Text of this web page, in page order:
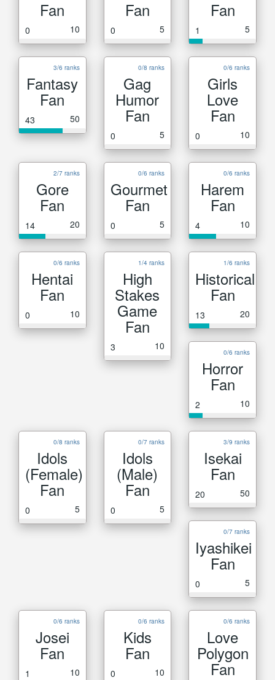
Fan
0 10
Fan
0 5
Fan
1 5
3/6 ranks
Fantasy
Fan
43 50
0/8 ranks
Gag
Humor
Fan
0 5
0/6 ranks
Girls
Love
Fan
0 10
2/7 ranks
Gore
Fan
14 20
0/6 ranks
Gourmet
Fan
0 5
0/6 ranks
Harem
Fan
4 10
0/6 ranks
Hentai
Fan
0 10
1/4 ranks
High
Stakes
Game
Fan
3 10
1/6 ranks
Historical
Fan
13 20
0/6 ranks
Horror
Fan
2 10
0/8 ranks
Idols
(Female)
Fan
0 5
0/7 ranks
Idols
(Male)
Fan
0 5
3/9 ranks
Isekai
Fan
20 50
0/7 ranks
Iyashikei
Fan
0 5
0/6 ranks
Josei
Fan
1 10
0/6 ranks
Kids
Fan
0 10
0/6 ranks
Love
Polygon
Fan